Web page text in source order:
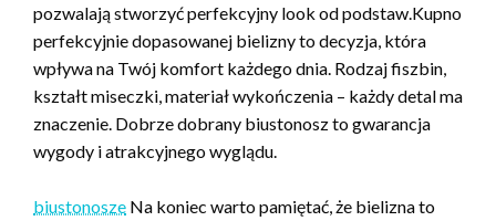
pozwalają stworzyć perfekcyjny look od podstaw.Kupno
perfekcyjnie dopasowanej bielizny to decyzja, która
wpływa na Twój komfort każdego dnia. Rodzaj fiszbin,
kształt miseczki, materiał wykończenia – każdy detal ma
znaczenie. Dobrze dobrany biustonosz to gwarancja
wygody i atrakcyjnego wyglądu.
biustonosze Na koniec warto pamiętać, że bielizna to